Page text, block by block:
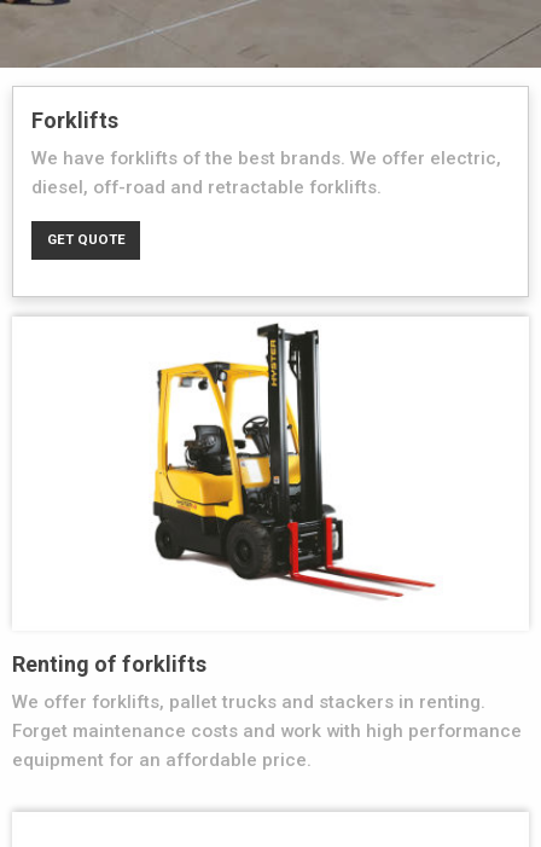
Forklifts
We have forklifts of the best brands. We offer electric,
diesel, off-road and retractable forklifts.
GET QUOTE
Renting of forklifts
We offer forklifts, pallet trucks and stackers in renting.
Forget maintenance costs and work with high performance
equipment for an affordable price.